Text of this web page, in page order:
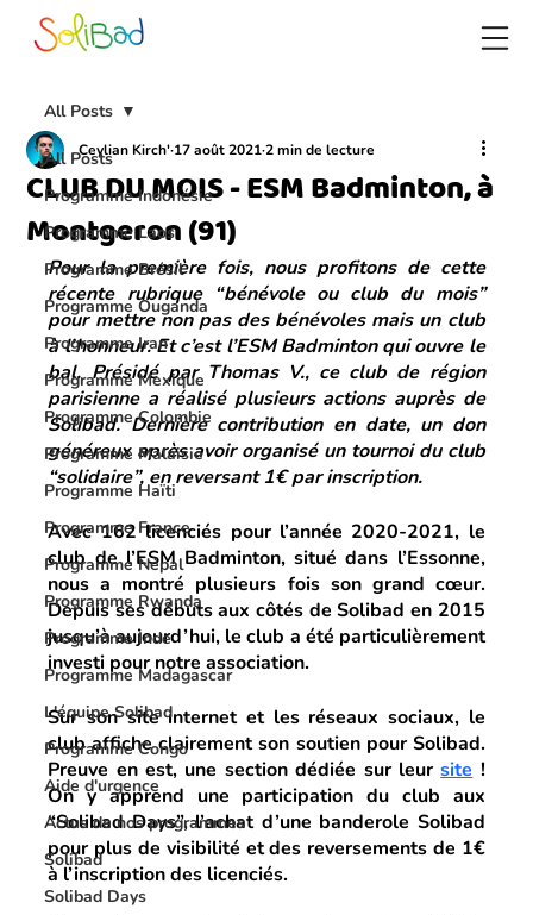
All Posts
Programme Indonésie
Programme Laos
Programme Brésil
Programme Ouganda
Programme Iran
Programme Mexique
Programme Colombie
Programme Malaisie
Programme Haïti
Programme France
Programme Népal
Programme Rwanda
Programme Inde
Programme Madagascar
L'équipe Solibad
Programme Congo
Aide d'urgence
Actus de nos programmes
Solibad
Solibad Days
All Posts
CLUB DU MOIS - ESM Badminton, à
Montgeron (91)
Ceylian Kirch' 17 août 20212 min de lecture
Pour la première fois, nous profitons de cette
récente rubrique “bénévole ou club du mois”
pour mettre non pas des bénévoles mais un club
à l’honneur. Et c’est l’ESM Badminton qui ouvre le
bal. Présidé par Thomas V., ce club de région
parisienne a réalisé plusieurs actions auprès de
Solibad. Dernière contribution en date, un don
généreux après avoir organisé un tournoi du club
“solidaire”, en reversant 1€ par inscription.
Avec 162 licenciés pour l’année 2020-2021, le
club de l’ESM Badminton, situé dans l’Essonne,
nous a montré plusieurs fois son grand cœur.
Depuis ses débuts aux côtés de Solibad en 2015
jusqu’à aujourd’hui, le club a été particulièrement
investi pour notre association.
Sur son site internet et les réseaux sociaux, le
club affiche clairement son soutien pour Solibad.
Preuve en est, une section dédiée sur leur site !
On y apprend une participation du club aux
“Solibad Days”, l’achat d’une banderole Solibad
pour plus de visibilité et des reversements de 1€
à l’inscription des licenciés.